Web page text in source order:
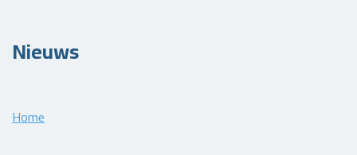
Nieuws
Home